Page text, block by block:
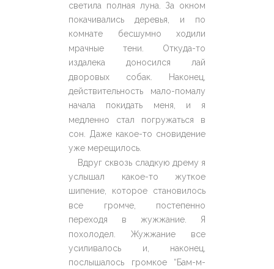
светила полная луна. За окном
покачивались деревья, и по
комнате бесшумно ходили
мрачные тени. Откуда-то
издалека доносился лай
дворовых собак. Наконец,
действительность мало-помалу
начала покидать меня, и я
медленно стал погружаться в
сон. Даже какое-то сновидение
уже мерещилось.
Вдруг сквозь сладкую дрему я
услышал какое-то жуткое
шипение, которое становилось
все громче, постепенно
переходя в жужжание. Я
похолодел. Жужжание все
усиливалось и, наконец,
послышалось громкое “Бам-м-